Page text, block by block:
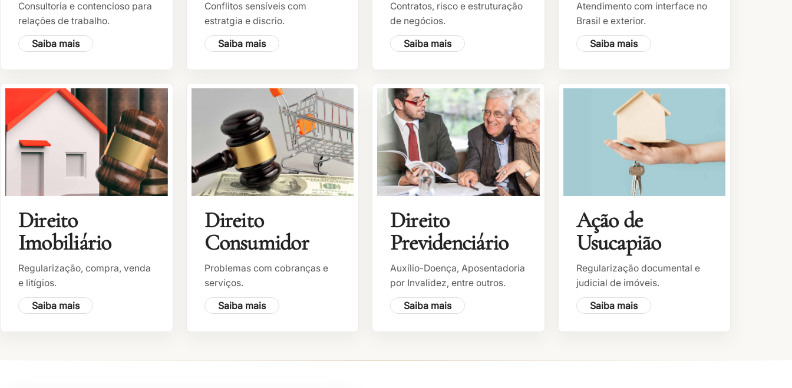
Consultoria e contencioso para
relações de trabalho.
Saiba mais
Conflitos sensíveis com
estratgia e discrio.
Saiba mais
Contratos, risco e estruturação
de negócios.
Saiba mais
Atendimento com interface no
Brasil e exterior.
Saiba mais
Direito
Imobiliário
Regularização, compra, venda
e litígios.
Saiba mais
Direito
Consumidor
Problemas com cobranças e
serviços.
Saiba mais
Direito
Previdenciário
Auxílio-Doença, Aposentadoria
por Invalidez, entre outros.
Saiba mais
Ação de
Usucapião
Regularização documental e
judicial de imóveis.
Saiba mais